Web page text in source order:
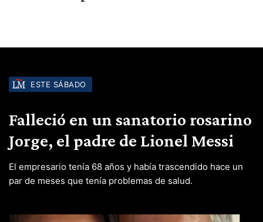
ESTE SÁBADO
Falleció en un sanatorio rosarino
Jorge, el padre de Lionel Messi
El empresario tenía 68 años y había trascendido hace un
par de meses que tenía problemas de salud.